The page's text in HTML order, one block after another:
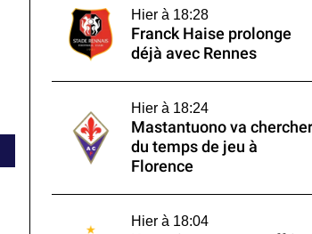
Hier à 18:28
Franck Haise prolonge
déjà avec Rennes
Hier à 18:24
Mastantuono va chercher
du temps de jeu à
Florence
Hier à 18:04